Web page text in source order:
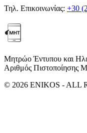
Τηλ. Επικοινωνίας: +30
Μητρώο Έντυπου και
Αριθμός Πιστοποίησης
© 2026 ENIKOS - ALL